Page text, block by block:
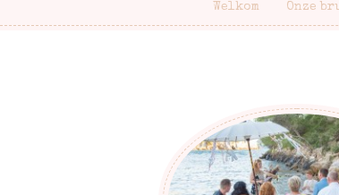
Welkom Onze